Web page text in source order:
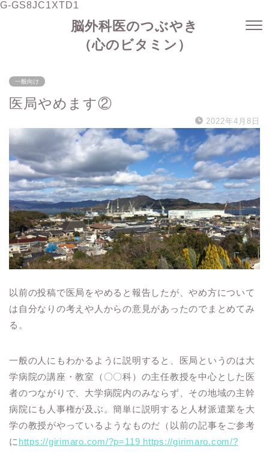
G-GS8JC1XTD1
脳外科医のつぶやき
（心のビタミン）
一般向け
医局やめます②
2022年4月8日
以前の投稿で医局をやめると報告したが、やめ方について
は自分なりの考えや人からの意見があったのでまとめてみ
る。
一般の人にもわかるように説明すると、医局というのは大
学病院の講座・教室（〇〇科）の主任教授を中心とした医
者のつながりで、大学病院内のみならず、その地域の主幹
病院にも人事権が及ぶ。簡単に説明すると人材派遣業を大
学の教授がやっているようなものだ（以前の記事をご参考
に https://girimaro.com/?p=119 https://girimaro.com/?